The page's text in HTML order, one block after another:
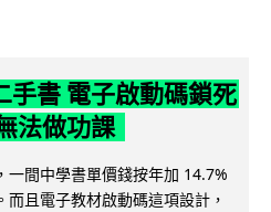
手書 電子啟動碼鎖死
法做功課
一間中學書單價錢按年加 14.7%
且電子教材啟動碼這項設計，